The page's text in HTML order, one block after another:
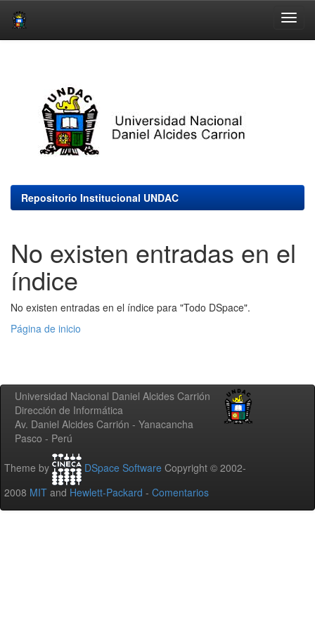
Repositorio Institucional UNDAC
No existen entradas en el
índice
No existen entradas en el índice para "Todo DSpace".
Página de inicio
Universidad Nacional Daniel Alcides Carrión
Dirección de Informática
Av. Daniel Alcides Carrión - Yanacancha
Pasco - Perú
Theme by DSpace Software Copyright © 2002-
2008 MIT and Hewlett-Packard - Comentarios